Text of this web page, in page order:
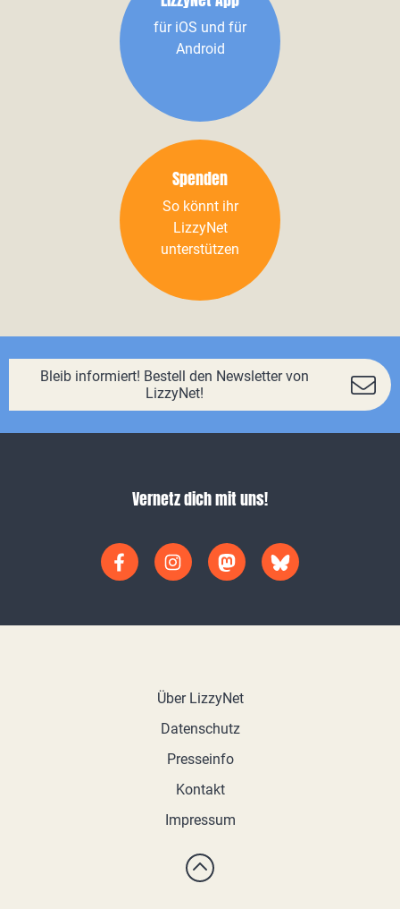
für iOS und für
Android
Spenden
So könnt ihr
LizzyNet
unterstützen
Bleib informiert! Bestell den Newsletter von
LizzyNet!
Vernetz dich mit uns!
Über LizzyNet
Datenschutz
Presseinfo
Kontakt
Impressum